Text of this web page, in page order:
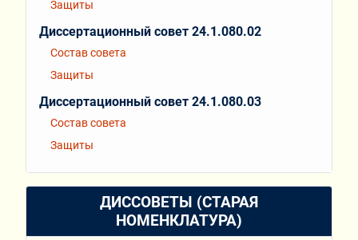
Защиты
Диссертационный совет 24.1.080.02
Состав совета
Защиты
Диссертационный совет 24.1.080.03
Состав совета
Защиты
ДИССОВЕТЫ (СТАРАЯ
НОМЕНКЛАТУРА)